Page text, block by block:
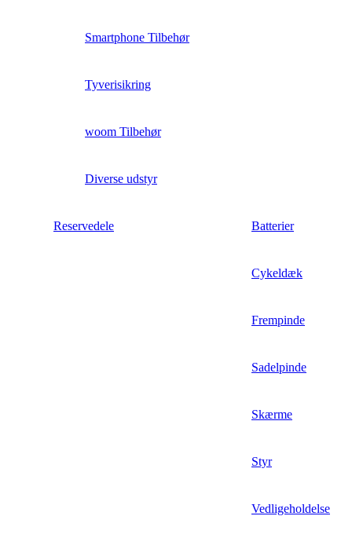
Smartphone Tilbehør
Tyverisikring
woom Tilbehør
Diverse udstyr
Reservedele Batterier
Cykeldæk
Frempinde
Sadelpinde
Skærme
Styr
Vedligeholdelse